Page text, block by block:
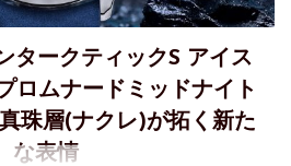
タークティックS アイス
ロムナードミッドナイト
珠層(ナクレ)が拓く新た
な表情